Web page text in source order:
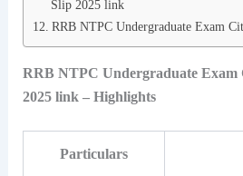
Slip 2025 link
RRB NTPC Undergraduate Exam
RRB NTPC Undergraduate
2025 link – Highlights
Particulars